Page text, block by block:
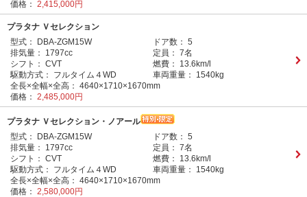
価格： 2,415,000円
プラタナ Ｖセレクション
型式：
DBA-ZGM15W ドア数： 5
排気量：
1797cc 定員： 7名
シフト： CVT 燃費：
13.6km/l
駆動方式：
フルタイム４WD 車両重量：
1540kg
全長×全幅×全高： 4640×1710×1670mm
価格： 2,485,000円
プラタナ Ｖセレクション・ノアール
型式：
DBA-ZGM15W ドア数： 5
排気量：
1797cc 定員： 7名
シフト： CVT 燃費：
13.6km/l
駆動方式：
フルタイム４WD 車両重量：
1540kg
全長×全幅×全高： 4640×1710×1670mm
価格： 2,580,000円